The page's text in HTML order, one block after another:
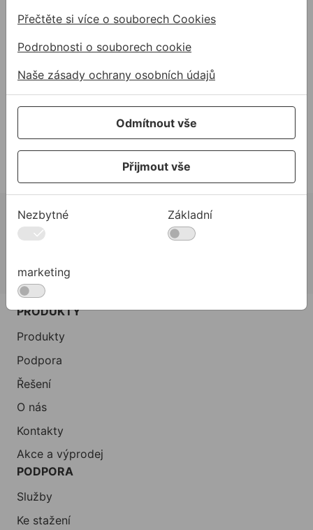
kleště počiernené s leštěnou
rukojeťmi. Na vý ...
od716,50 Kč
716,50Kč s DPH
Není skladem
uchycením SDS plus do
cihly (doporučujeme ...
od116,40 Kč
Na skladě
02 623 10 920
allmedia@allmedia.sk
PRODUKTY
Produkty
Podpora
Řešení
O nás
Kontakty
Akce a výprodej
PODPORA
Služby
Ke stažení
Přečtěte si více o souborech Cookies
Podrobnosti o souborech cookie
Naše zásady ochrany osobních údajů
Odmítnout vše
Přijmout vše
Nezbytné Základní
marketing